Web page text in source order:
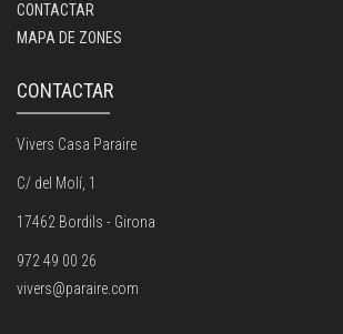
CONTACTAR
MAPA DE ZONES
CONTACTAR
Vivers Casa Paraire
C/ del Molí, 1
17462 Bordils - Girona
972 49 00 26
vivers@paraire.com